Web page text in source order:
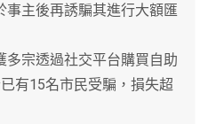
事主後再誘騙其進行大額匯
宗透過社交平台購買自助
有15名市民受騙，損失超